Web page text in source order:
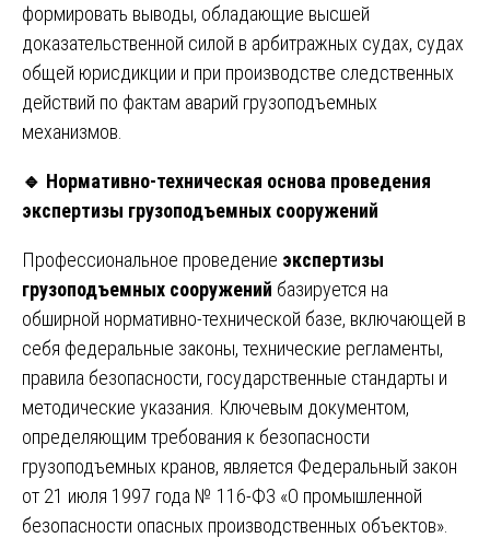
формировать выводы, обладающие высшей
доказательственной силой в арбитражных судах, судах
общей юрисдикции и при производстве следственных
действий по фактам аварий грузоподъемных
механизмов.
🔹 Нормативно-техническая основа проведения
экспертизы грузоподъемных сооружений
Профессиональное проведение экспертизы
грузоподъемных сооружений базируется на
обширной нормативно-технической базе, включающей в
себя федеральные законы, технические регламенты,
правила безопасности, государственные стандарты и
методические указания. Ключевым документом,
определяющим требования к безопасности
грузоподъемных кранов, является Федеральный закон
от 21 июля 1997 года № 116-ФЗ «О промышленной
безопасности опасных производственных объектов».